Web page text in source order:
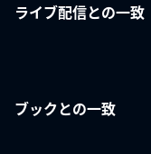
ライブ配信との一致
ブックとの一致